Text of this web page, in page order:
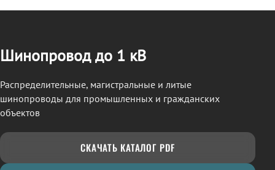
Шинопровод до 1 кВ
Распределительные, магистральные и литые
шинопроводы для промышленных и гражданских
объектов
СКАЧАТЬ КАТАЛОГ PDF